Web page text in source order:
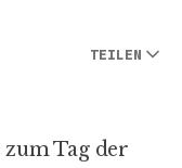
TEILEN
zum Tag der